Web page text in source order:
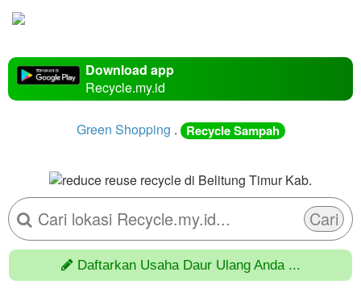
Download app
Recycle.my.id
Green Shopping . Recycle Sampah
Cari
Daftarkan Usaha Daur Ulang Anda ...